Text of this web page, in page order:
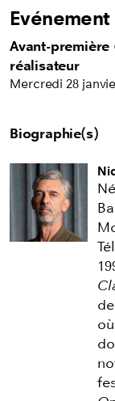
Evénement
Avant-première
réalisateur
Mercredi 28
Biographie(s)